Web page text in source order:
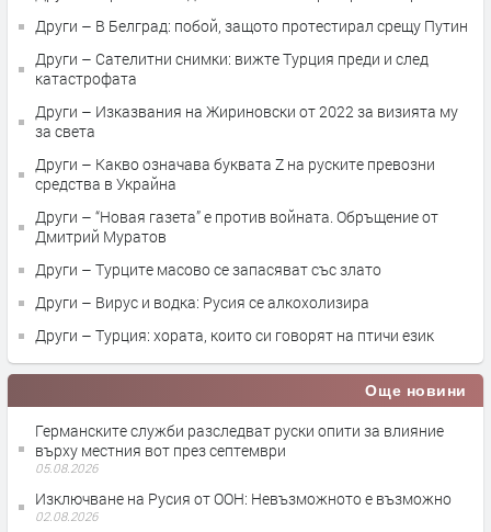
Други – В Белград: побой, защото протестирал срещу Путин
Други – Сателитни снимки: вижте Турция преди и след
катастрофата
Други – Изказвания на Жириновски от 2022 за визията му
за света
Други – Какво означава буквата Z на руските превозни
средства в Украйна
Други – “Новая газета” е против войната. Обръщение от
Дмитрий Муратов
Други – Турците масово се запасяват със злато
Други – Вирус и водка: Русия се алкохолизира
Други – Турция: хората, които си говорят на птичи език
Още новини
Германските служби разследват руски опити за влияние
върху местния вот през септември
05.08.2026
Изключване на Русия от ООН: Невъзможното е възможно
02.08.2026